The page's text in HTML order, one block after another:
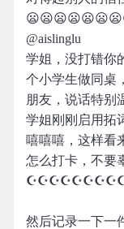
@aislinglu
学姐，没打错你
个小学生做同桌
朋友，说话特别
学姐刚刚启用拓
嘻嘻嘻，这样看
怎么打卡，不要
然后记录一下一